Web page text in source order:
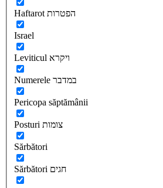
Haftarot הפטרות
Israel
Leviticul ויקרא
Numerele במדבר
Pericopa săptămânii
Posturi צומות
Sărbători
Sărbători חגים